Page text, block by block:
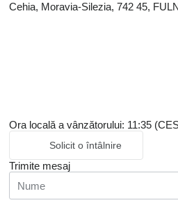
Cehia, Moravia-Silezia, 742 45,
Ora locală a vânzătorului: 11:35
Solicit o întâlnire
Trimite mesaj